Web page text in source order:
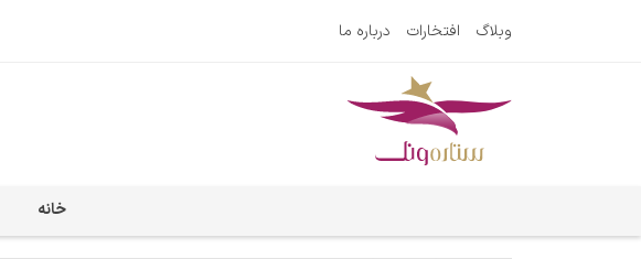
وبلاگ افتخارات درباره ما
خانه